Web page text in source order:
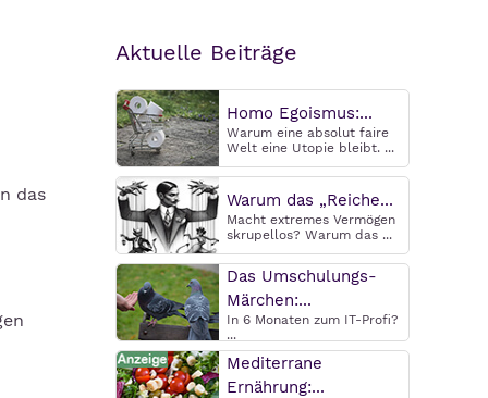
das
Aktuelle Beiträge
Homo Egoismus:...
Warum eine absolut faire
Welt eine Utopie bleibt. ...
Warum das „Reiche...
Macht extremes Vermögen
skrupellos? Warum das ...
Das Umschulungs-
Märchen:...
In 6 Monaten zum IT-Profi?
...
Mediterrane
Ernährung:...